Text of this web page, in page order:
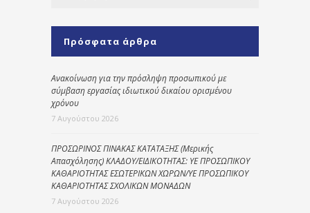
Πρόσφατα άρθρα
Ανακοίνωση για την πρόσληψη προσωπικού με
σύμβαση εργασίας ιδιωτικού δικαίου ορισμένου
χρόνου
7 Αυγούστου 2026
ΠΡΟΣΩΡΙΝΟΣ ΠΙΝΑΚΑΣ ΚΑΤΑΤΑΞΗΣ (Μερικής
Απασχόλησης) ΚΛΑΔΟΥ/ΕΙΔΙΚΟΤΗΤΑΣ: ΥΕ ΠΡΟΣΩΠΙΚΟΥ
ΚΑΘΑΡΙΟΤΗΤΑΣ ΕΣΩΤΕΡΙΚΩΝ ΧΩΡΩΝ/ΥΕ ΠΡΟΣΩΠΙΚΟΥ
ΚΑΘΑΡΙΟΤΗΤΑΣ ΣΧΟΛΙΚΩΝ ΜΟΝΑΔΩΝ
7 Αυγούστου 2026